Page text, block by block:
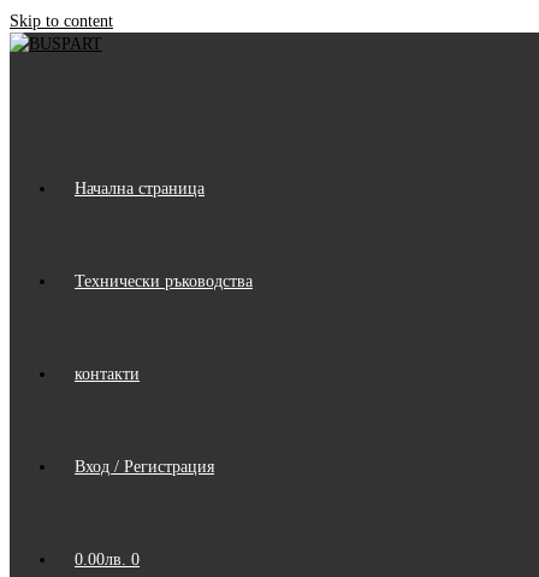
Skip to content
Начална страница
Технически ръководства
контакти
Вход / Регистрация
0.00лв. 0